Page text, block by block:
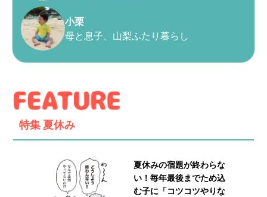
小栗
母と息子、山梨ふたり暮らし
特集 夏休み
夏休みの宿題が終わらな
い！毎年最後までため込
む子に「コツコツやりな